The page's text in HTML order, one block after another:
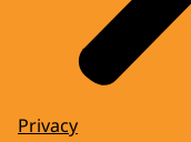
Privacy